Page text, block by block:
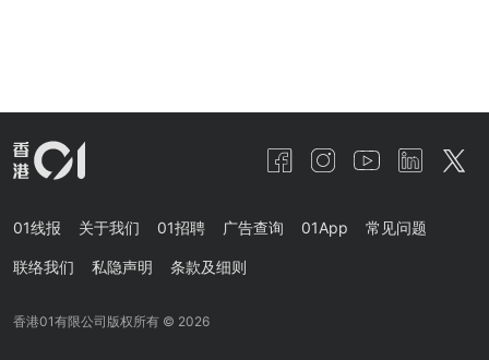
01线报 关于我们 01招聘 广告查询 01App 常见问题
联络我们 私隐声明 条款及细则
香港01有限公司版权所有 © 2026